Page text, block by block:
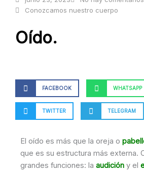
Conozcamos nuestro cuerpo
Oído.
FACEBOOK WHATSAPP
TWITTER TELEGRAM
El oído es más que la oreja o
que es su estructura más externa.
grandes funciones: la audición y el